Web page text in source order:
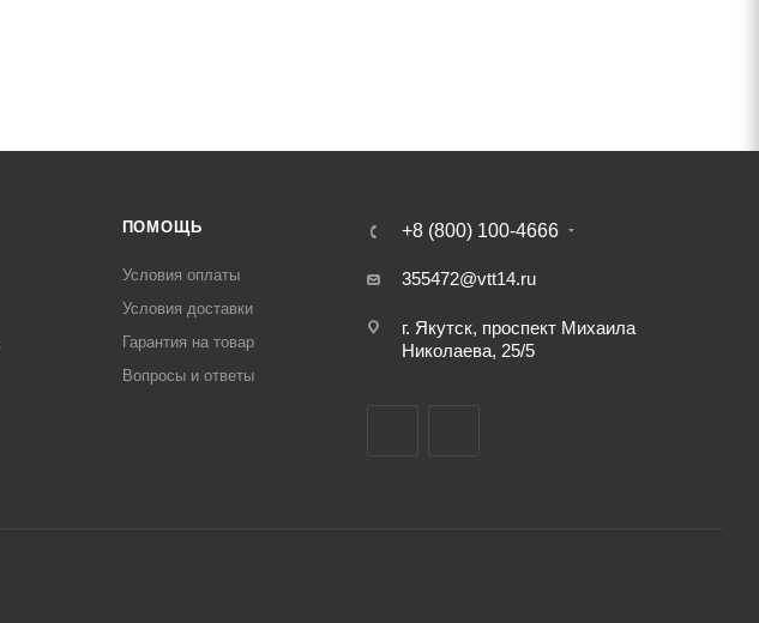
ПОМОЩЬ
Условия оплаты
Условия доставки
Гарантия на товар
Вопросы и ответы
+8 (800) 100-4666
355472@vtt14.ru
г. Якутск, проспект Михаила
Николаева, 25/5